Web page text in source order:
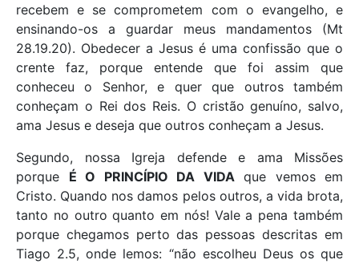
recebem e se comprometem com o evangelho, e
ensinando-os a guardar meus mandamentos (Mt
28.19.20). Obedecer a Jesus é uma confissão que o
crente faz, porque entende que foi assim que
conheceu o Senhor, e quer que outros também
conheçam o Rei dos Reis. O cristão genuíno, salvo,
ama Jesus e deseja que outros conheçam a Jesus.
Segundo, nossa Igreja defende e ama Missões
porque É O PRINCÍPIO DA VIDAque vemos em
Cristo. Quando nos damos pelos outros, a vida brota,
tanto no outro quanto em nós! Vale a pena também
porque chegamos perto das pessoas descritas em
Tiago 2.5, onde lemos: “não escolheu Deus os que